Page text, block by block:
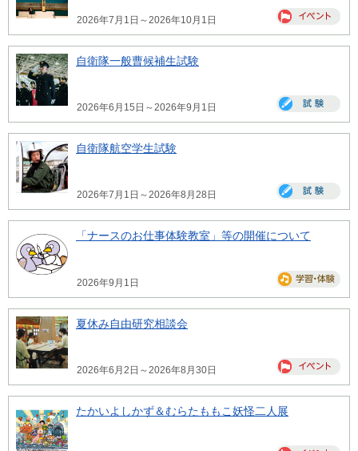
2026年7月1日～2026年10月1日
自衛隊一般曹候補生試験
2026年6月15日～2026年9月1日
自衛隊航空学生試験
2026年7月1日～2026年8月28日
「ナースのお仕事体験教室」等の開催について
2026年9月1日
夏休み自由研究相談会
2026年6月2日～2026年8月30日
たかいよしかず＆むらたももこ妖怪二人展